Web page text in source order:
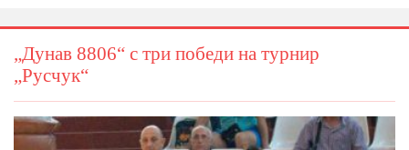
„Дунав 8806“ с три победи на турнир
„Русчук“